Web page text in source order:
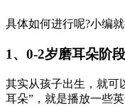
具体如何进行呢?小编
1、0-2岁磨耳朵阶段
其实从孩子出生，就可
耳朵”，就是播放一些